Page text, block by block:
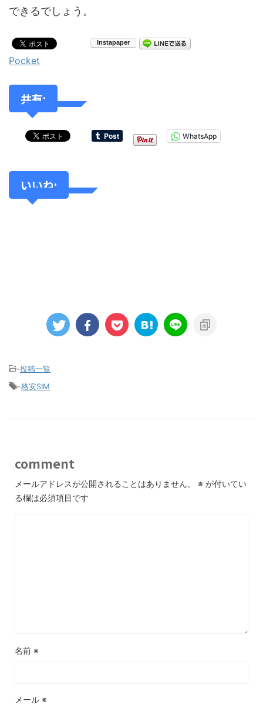
できるでしょう。
Pocket
共有:
WhatsApp
いいね:
-投稿一覧
-格安SIM
comment
メールアドレスが公開されることはありません。 ※ が付いてい
る欄は必須項目です
名前 ※
メール ※